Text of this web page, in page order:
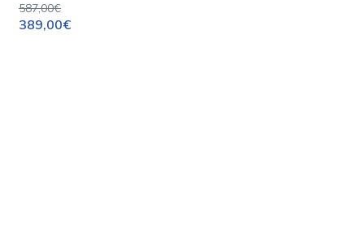
587,00€
389,00€